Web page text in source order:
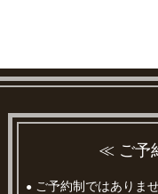
≪ ご予
● ご予約制ではありま